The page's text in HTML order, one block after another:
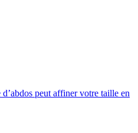
peut affiner votre taille en